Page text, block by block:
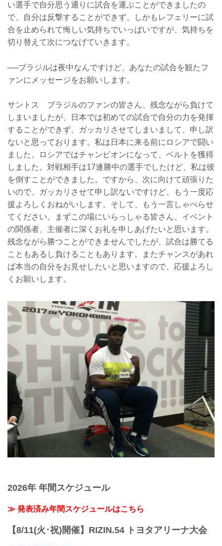
い選手で自分思う通りに試合を運ぶことができましたの
で、自分は反撃することができず、しかもレフェリーに試
合を止められて悔しい気持ちでいっぱいですが、気持ちを
切り替えて次につなげていきます。
──ブラジルは夜中なんですけど、あなたの試合を観たフ
ァンにメッセージをお願いします。
サントス ブラジルのファンの皆さん、残念ながら負けて
しまいましたが、日本では初めての試合で自分の力を発揮
することができず、ガッカリさせてしまいまして、申し訳
ないと思っております。私は日本に来る前にロシアで闘い
ました。ロシアではチャンピオンになって、ベルトを獲得
しました。対戦相手は17連勝中の選手でしたけど、私は彼
を倒すことができました。ですから、次に向けて頑張りた
いので、ガッカリさせて申し訳ないですけど、もう一度応
援よろしくおねがいします。そして、もう一言しゃべらせ
てください。まずこの場にいらっしゃる皆さん、イベント
の関係者、主催者に深くお礼を申しあげたいと思います。
残念ながら勝つことができませんでしたが、試合は勝てる
こともあるし負けることもあります。またチャンスがあれ
ば本当の自分をお見せしたいと思いますので、応援よろし
くお願いします。
2026年 年間スケジュール
≫ 発表済み年間スケジュールはこちら
【8/11(火･祝)開催】RIZIN.54 トヨタアリーナ大会